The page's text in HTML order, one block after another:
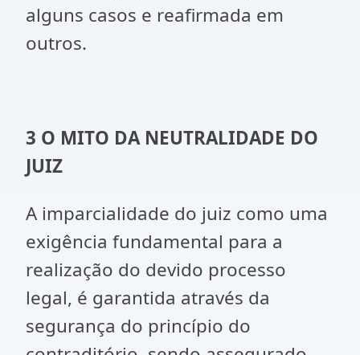
alguns casos e reafirmada em
outros.
3 O MITO DA NEUTRALIDADE DO
JUIZ
A imparcialidade do juiz como uma
exigência fundamental para a
realização do devido processo
legal, é garantida através da
segurança do princípio do